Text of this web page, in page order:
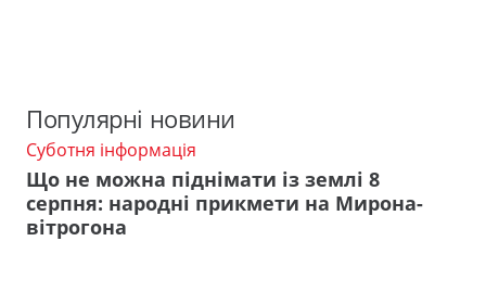
Популярні новини
Суботня інформація
Що не можна піднімати із землі 8
серпня: народні прикмети на Мирона-
вітрогона